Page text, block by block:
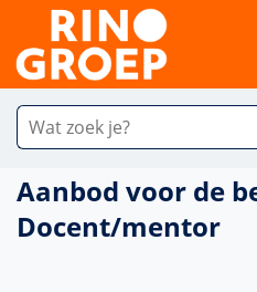
Aanbod voor de
Docent/mentor